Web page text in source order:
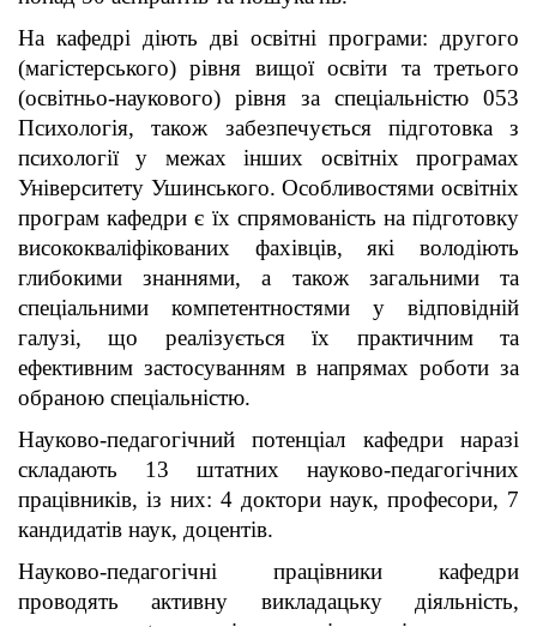
На кафедрі діють дві освітні програми: другого
(магістерського) рівня вищої освіти та третього
(освітньо-наукового) рівня за спеціальністю 053
Психологія, також забезпечується підготовка з
психології у межах інших освітніх програмах
Університету Ушинського. Особливостями освітніх
програм кафедри є їх спрямованість на підготовку
висококваліфікованих фахівців, які володіють
глибокими знаннями, а також загальними та
спеціальними компетентностями у відповідній
галузі, що реалізується їх практичним та
ефективним застосуванням в напрямах роботи за
обраною спеціальністю.
Науково-педагогічний потенціал кафедри наразі
складають 13 штатних науково-педагогічних
працівників, із них: 4 доктори наук, професори, 7
кандидатів наук, доцентів.
Науково-педагогічні працівники кафедри
проводять активну викладацьку діяльність,